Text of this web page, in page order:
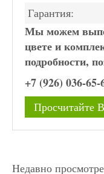
Гарантия:
Мы можем
цвете и
подробности,
+7 (926) 036-65-
Просчитайте
Недавно